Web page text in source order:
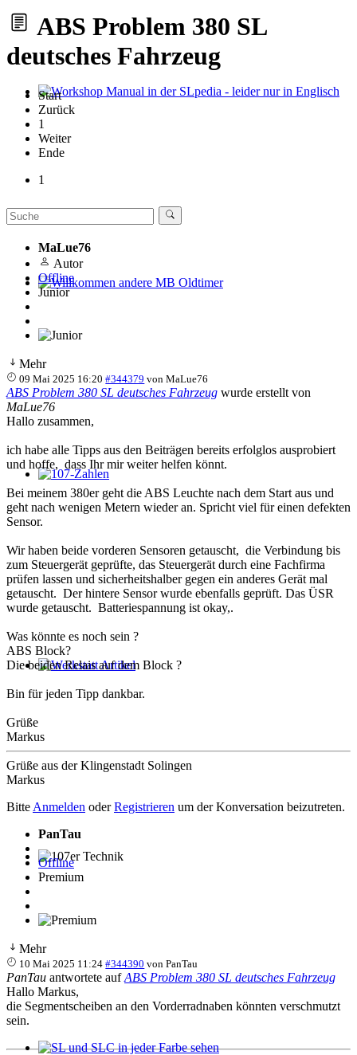
Workshop Manual in der SLpedia - leider nur in Englisch
Willkommen andere MB Oldtimer
107-Zahlen
107er Technik
ABS Problem 380 SL
deutsches Fahrzeug
Start
Zurück
1
Weiter
Ende
1
MaLue76
Autor
Offline
Junior
Mehr
09 Mai 2025 16:20 #344379 vonMaLue76
ABS Problem 380 SL deutsches Fahrzeug wurde erstellt von
MaLue76
Hallo zusammen,
ich habe alle Tipps aus den Beiträgen bereits erfolglos ausprobiert
und hoffe, dass Ihr mir weiter helfen könnt.
Bei meinem 380er geht die ABS Leuchte nach dem Start aus und
geht nach wenigen Metern wieder an. Spricht viel für einen defekten
Sensor.
Wir haben beide vorderen Sensoren getauscht, die Verbindung bis
zum Steuergerät geprüfte, das Steuergerät durch eine Fachfirma
prüfen lassen und sicherheitshalber gegen ein anderes Gerät mal
getauscht. Der hintere Sensor wurde ebenfalls geprüft. Das ÜSR
wurde getauscht. Batteriespannung ist okay,.
Was könnte es noch sein ?
ABS Block?
Die beiden Relais auf dem Block ?
Bin für jeden Tipp dankbar.
Grüße
Markus
Grüße aus der Klingenstadt Solingen
Markus
Bitte Anmelden oderRegistrieren um der Konversation beizutreten.
PanTau
Offline
Premium
Mehr
10 Mai 2025 11:24 #344390 vonPanTau
PanTau antwortete aufABS Problem 380 SL deutsches Fahrzeug
Hallo Markus,
die Segmentscheiben an den Vorderradnaben könnten verschmutzt
sein.